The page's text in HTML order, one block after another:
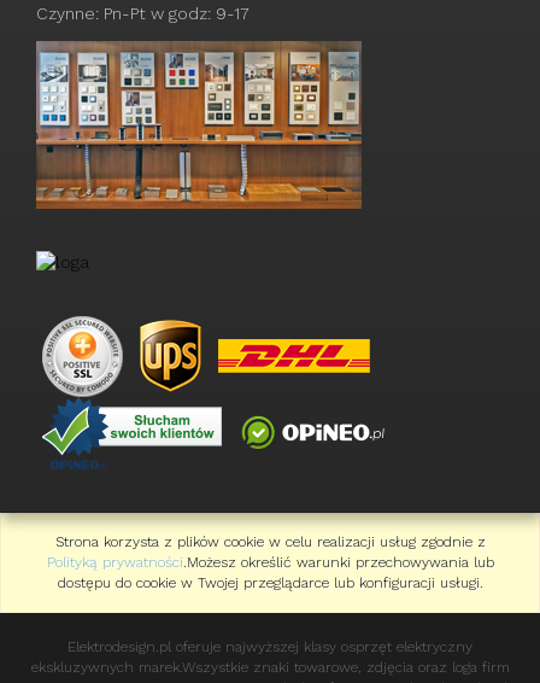
Czynne: Pn-Pt w godz: 9-17
Strona korzysta z plików cookie w celu realizacji usług zgodnie z
Polityką prywatności.Możesz określić warunki przechowywania lub
dostępu do cookie w Twojej przeglądarce lub konfiguracji usługi.
Elektrodesign.pl oferuje najwyższej klasy osprzęt elektryczny
ekskluzywnych marek.Wszystkie znaki towarowe, zdjęcia oraz loga firm